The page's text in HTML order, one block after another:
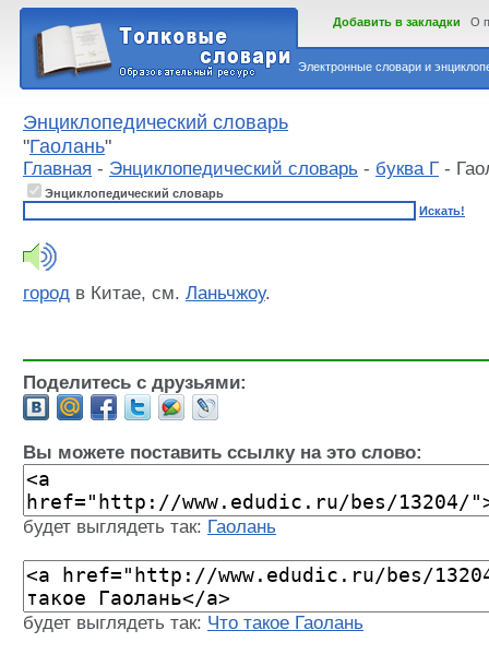
Электронные словари и
Добавить в закладки О
Энциклопедический словарь
"Гаолань"
Главная - Энциклопедический словарь - буква Г -
Энциклопедический словарь
Искать!
город в Китае, см. Ланьчжоу.
Поделитесь с друзьями:
Вы можете поставить ссылку на это слово:
будет выглядеть так: Гаолань
будет выглядеть так: Что такое Гаолань